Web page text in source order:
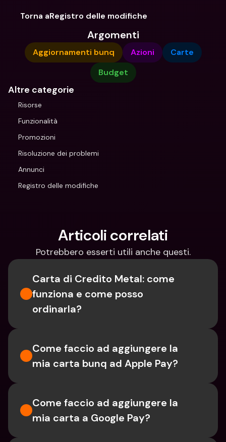
Torna aRegistro delle modifiche
Argomenti
Aggiornamenti bunq Azioni
Carte
Budget
Altre categorie
Risorse
Funzionalità
Promozioni
Risoluzione dei problemi
Annunci
Registro delle modifiche
Articoli correlati
Potrebbero esserti utili anche questi.
Carta di Credito Metal: come
funziona e come posso
ordinarla?
Come faccio ad aggiungere la
mia carta bunq ad Apple Pay?
Come faccio ad aggiungere la
mia carta a Google Pay?